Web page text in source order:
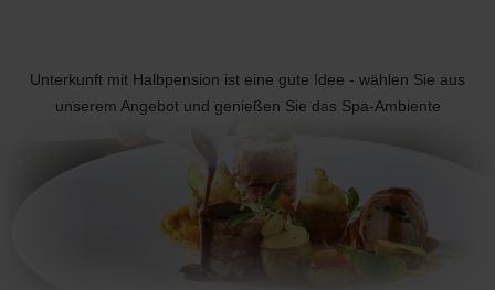
Unterkunft mit Halbpension ist eine gute Idee - wählen Sie aus
unserem Angebot und genießen Sie das Spa-Ambiente